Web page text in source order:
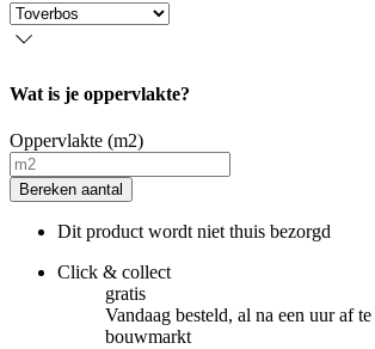
Wat is je oppervlakte?
Oppervlakte (m2)
Bereken aantal
Dit product wordt niet thuis bezorgd
Click & collect
gratis
Vandaag besteld, al na een uur af
bouwmarkt